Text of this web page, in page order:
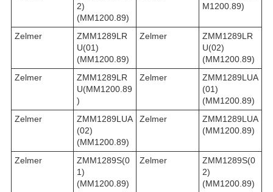
2)
(MM1200.89)
M1200.89)
Zelmer
ZMM1289LR
U(01)
(MM1200.89)
Zelmer
ZMM1289LR
U(02)
(MM1200.89)
Zelmer
ZMM1289LR
U(MM1200.89
)
Zelmer
ZMM1289LUA
(01)
(MM1200.89)
Zelmer
ZMM1289LUA
(02)
(MM1200.89)
Zelmer
ZMM1289LUA
(MM1200.89)
Zelmer
ZMM1289S(0
1)
(MM1200.89)
Zelmer
ZMM1289S(0
2)
(MM1200.89)